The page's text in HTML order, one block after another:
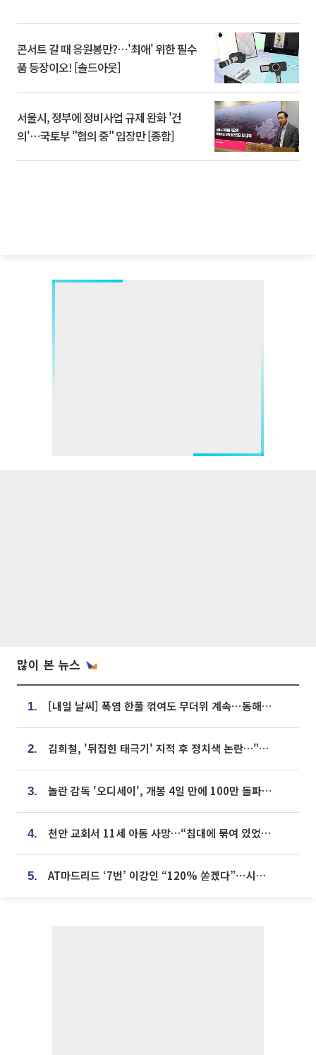
콘서트 갈 때 응원봉만?⋯'최애' 위한 필수
품 등장이오! [솔드아웃]
서울시, 정부에 정비사업 규제 완화 '건
의'⋯국토부 "협의 중" 입장만 [종합]
많이 본 뉴스
1. [내일 날씨] 폭염 한풀 꺾여도 무더위 계속⋯동해안 이틀 연속 비
2. 김희철, '뒤집힌 태극기' 지적 후 정치색 논란…"좌우 떠나 우리나라 국기"
3. 놀란 감독 '오디세이', 개봉 4일 만에 100만 돌파⋯'왕사남' 보다 빠르다
4. 천안 교회서 11세 아동 사망…“침대에 묶여 있었다” 진술 확보
5. AT마드리드 ‘7번’ 이강인 “120% 쏟겠다”⋯시메오네 감독 “필요한 선수”